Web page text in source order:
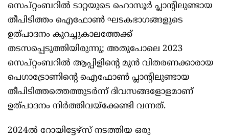
സെപ്റ്റംബറില്‍ ടാറ്റയുടെ ഹൊസൂര്‍ പ്ലാന്‍റിലുണ്ടായ
തീപിടിത്തം ഐഫോണ്‍ ഘടകഭാഗങ്ങളുടെ
ഉത്പാദനം കുറച്ചുകാലത്തേക്ക്
തടസപ്പെടുത്തിയിരുന്നു; അതുപോലെ 2023
സെപ്റ്റംബറില്‍ ആപ്പിളിന്‍റെ മുന്‍ വിതരണക്കാരായ
പെഗാട്രോണിന്‍റെ ഐഫോണ്‍ പ്ലാന്‍റിലുണ്ടായ
തീപിടിത്തത്തെത്തുടര്‍ന്ന് ദിവസങ്ങളോളമാണ്
ഉത്പാദനം നിര്‍ത്തിവയ്ക്കേണ്ടി വന്നത്.
2024ല്‍ റോയിട്ടേഴ്സ് നടത്തിയ ഒരു